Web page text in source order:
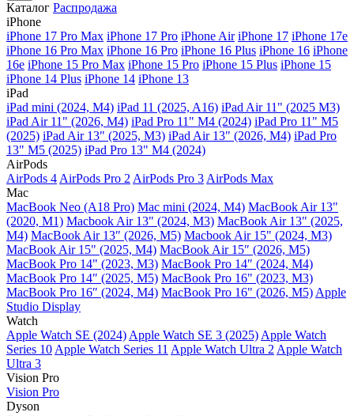
Каталог Распродажа
iPhone
iPhone 17 Pro Max iPhone 17 Pro iPhone Air iPhone 17 iPhone 17e
iPhone 16 Pro Max iPhone 16 Pro iPhone 16 Plus iPhone 16 iPhone
16e iPhone 15 Pro Max iPhone 15 Pro iPhone 15 Plus iPhone 15
iPhone 14 Plus iPhone 14 iPhone 13
iPad
iPad mini (2024, M4) iPad 11 (2025, A16) iPad Air 11" (2025 M3)
iPad Air 11" (2026, M4) iPad Pro 11" M4 (2024) iPad Pro 11" M5
(2025) iPad Air 13" (2025, M3) iPad Air 13" (2026, M4) iPad Pro
13" M5 (2025) iPad Pro 13" M4 (2024)
AirPods
AirPods 4 AirPods Pro 2 AirPods Pro 3 AirPods Max
Mac
MacBook Neo (A18 Pro) Mac mini (2024, M4) MacBook Air 13"
(2020, M1) Macbook Air 13" (2024, M3) MacBook Air 13" (2025,
M4) MacBook Air 13″ (2026, M5) Macbook Air 15" (2024, M3)
MacBook Air 15" (2025, M4) MacBook Air 15″ (2026, M5)
MacBook Pro 14" (2023, M3) MacBook Pro 14″ (2024, M4)
MacBook Pro 14″ (2025, M5) MacBook Pro 16" (2023, M3)
MacBook Pro 16″ (2024, M4) MacBook Pro 16" (2026, M5) Apple
Studio Display
Watch
Apple Watch SE (2024) Apple Watch SE 3 (2025) Apple Watch
Series 10 Apple Watch Series 11 Apple Watch Ultra 2 Apple Watch
Ultra 3
Vision Pro
Vision Pro
Dyson